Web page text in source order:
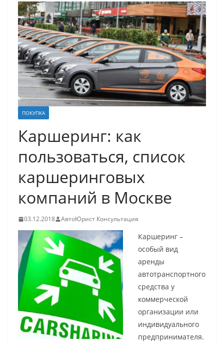
ПОКУПКА
Каршеринг: как
пользоваться, список
каршеринговых
компаний в Москве
03.12.2018 АвтоЮрист Консультация
Каршеринг –
особый вид
аренды
автотранспортного
средства у
коммерческой
организации или
индивидуального
предпринимателя.